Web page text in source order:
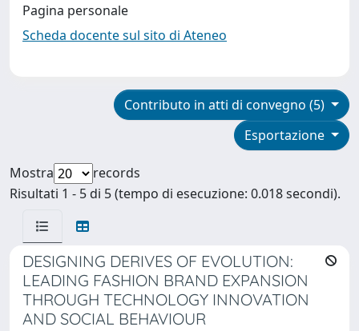
Pagina personale
Scheda docente sul sito di Ateneo
Contributo in atti di convegno (5)
Esportazione
Mostra
records
Risultati 1 - 5 di 5 (tempo di esecuzione: 0.018 secondi).
DESIGNING DERIVES OF EVOLUTION:
LEADING FASHION BRAND EXPANSION
THROUGH TECHNOLOGY INNOVATION
AND SOCIAL BEHAVIOUR